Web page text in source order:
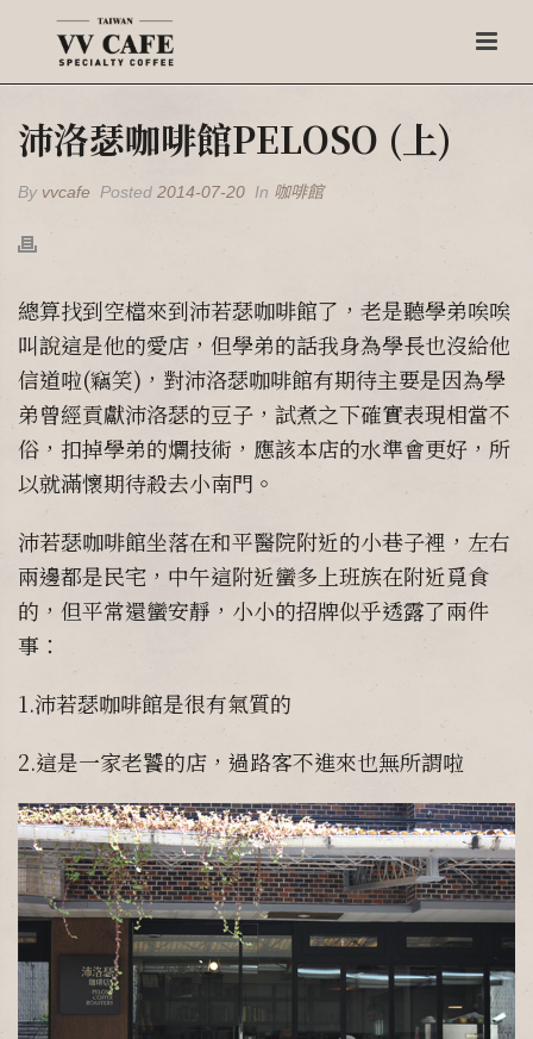
沛洛瑟咖啡館PELOSO (上)
By vvcafe Posted 2014-07-20 In 咖啡館
總算找到空檔來到沛若瑟咖啡館了，老是聽學弟唉唉
叫說這是他的愛店，但學弟的話我身為學長也沒給他
信道啦(竊笑)，對沛洛瑟咖啡館有期待主要是因為學
弟曾經貢獻沛洛瑟的豆子，試煮之下確實表現相當不
俗，扣掉學弟的爛技術，應該本店的水準會更好，所
以就滿懷期待殺去小南門。
沛若瑟咖啡館坐落在和平醫院附近的小巷子裡，左右
兩邊都是民宅，中午這附近蠻多上班族在附近覓食
的，但平常還蠻安靜，小小的招牌似乎透露了兩件
事：
1.沛若瑟咖啡館是很有氣質的
2.這是一家老饕的店，過路客不進來也無所謂啦